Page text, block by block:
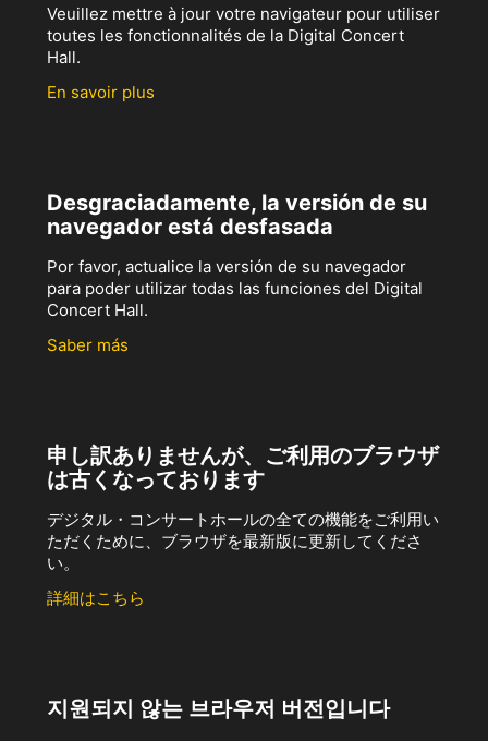
Veuillez mettre à jour votre navigateur pour utiliser
toutes les fonctionnalités de la Digital Concert
Hall.
En savoir plus
Desgraciadamente, la versión de su
navegador está desfasada
Por favor, actualice la versión de su navegador
para poder utilizar todas las funciones del Digital
Concert Hall.
Saber más
申し訳ありませんが、ご利用のブラウザ
は古くなっております
デジタル・コンサートホールの全ての機能をご利用い
ただくために、ブラウザを最新版に更新してくださ
い。
詳細はこちら
지원되지 않는 브라우저 버전입니다